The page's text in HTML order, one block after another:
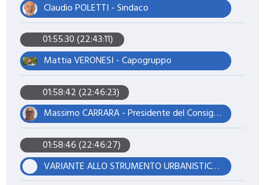
Claudio POLETTI - Sindaco
01:55:30 (22:43:11)
Mattia VERONESI - Capogruppo
01:58:42 (22:46:23)
Massimo CARRARA - Presidente del Consiglio
01:58:46 (22:46:27)
VARIANTE ALLO STRUMENTO URBANISTICO AI FINI DELLA LOCALIZZAZIONE DELL'OPERA NONCHÉ DELL'APPOSIZIONE DEL VINCOLO PREORDINATO ALL'ESPROPRIO PER LA REALIZZAZIONE UN ELETTRODOTTO INTERRATO FACENTE PARTE DEL PROGETTO DI REALIZZAZIONE DELL'IMPIANTO AGRIVOLTAICO AVANZATO DENOMINATO "CASETTA" AVENTE POTENZA DI 76,273 MWP, LOCALIZZATO NEL COMUNE DI FINALE EMILIA (MO) - PROPONENTE: CASETTA SOLAR SRL.